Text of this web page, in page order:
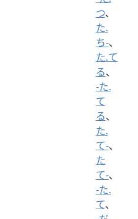
つ、
た.
ち-、
た.て
る、
-た.
て
る、
た.
て-、
た
て-、
-た.
て、